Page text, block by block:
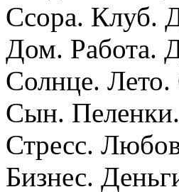
Ссора. Клуб.
Дом. Работа.
Солнце. Лето.
Сын.
Стресс.
Бизнес.